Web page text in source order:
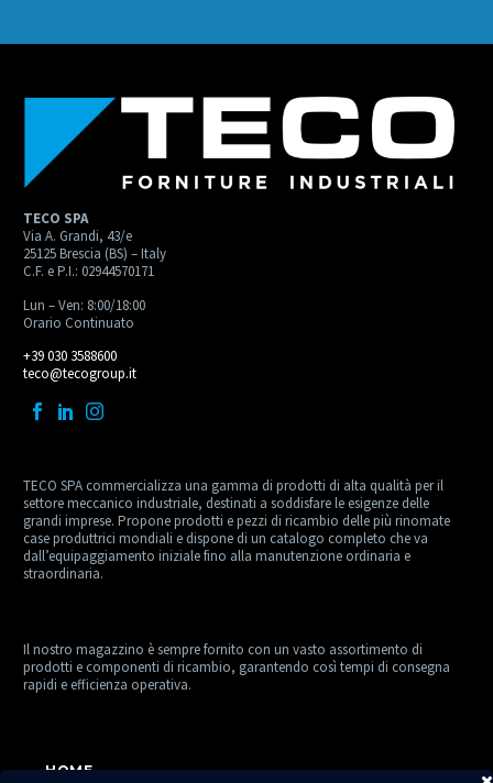
TECO SPA
Via A. Grandi, 43/e
25125 Brescia (BS) – Italy
C.F. e P.I.: 02944570171
Lun – Ven: 8:00/18:00
Orario Continuato
+39 030 3588600
teco@tecogroup.it
TECO SPA commercializza una gamma di prodotti di alta qualità per il
settore meccanico industriale, destinati a soddisfare le esigenze delle
grandi imprese. Propone prodotti e pezzi di ricambio delle più rinomate
case produttrici mondiali e dispone di un catalogo completo che va
dall’equipaggiamento iniziale fino alla manutenzione ordinaria e
straordinaria.
Il nostro magazzino è sempre fornito con un vasto assortimento di
prodotti e componenti di ricambio, garantendo così tempi di consegna
rapidi e efficienza operativa.
HOME